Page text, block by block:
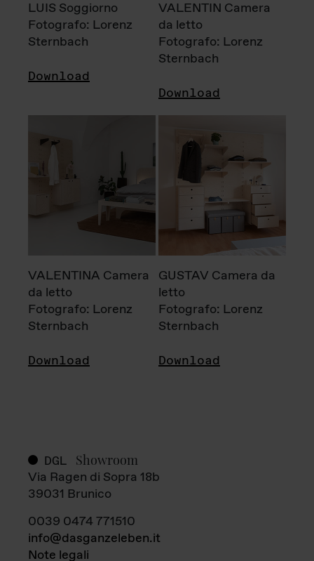
LUIS Soggiorno
Fotografo: Lorenz
Sternbach
Download
VALENTIN Camera
da letto
Fotografo: Lorenz
Sternbach
Download
VALENTINA Camera
da letto
Fotografo: Lorenz
Sternbach
Download
GUSTAV Camera da
letto
Fotografo: Lorenz
Sternbach
Download
DGL Showroom
Via Ragen di Sopra 18b
39031 Brunico
0039 0474 771510
info@dasganzeleben.it
Note legali